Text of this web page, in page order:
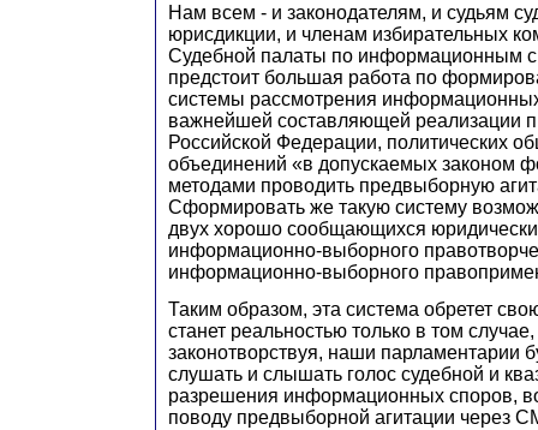
Нам всем - и законодателям, и судьям
юрисдикции, и членам избирательных
Судебной палаты по информационным
предстоит большая работа по
системы рассмотрения
важнейшей составляющей реализации
Российской Федерации, политических
объединений «в допускаемых законом
методами проводить предвыборную
Сформировать же такую систему
двух хорошо сообщающихся
информационно-выборного
информационно-выборного
Таким образом, эта система обретет
станет реальностью только в том
законотворствуя, наши парламентарии
слушать и слышать голос судебной и
разрешения информационных споров,
поводу предвыборной агитации через